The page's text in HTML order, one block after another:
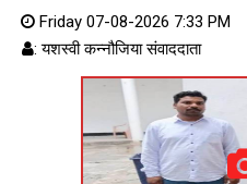
Friday 07-08-2026 7:33 PM
: यशस्वी कन्नौजिया संवाददाता